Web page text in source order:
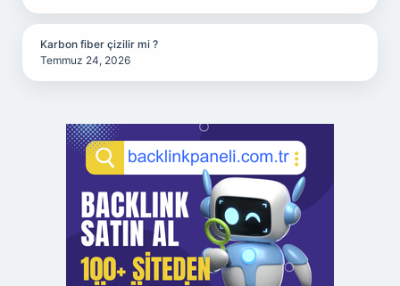
Karbon fiber çizilir mi ?
Temmuz 24, 2026